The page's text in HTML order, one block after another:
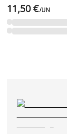
11,50 €/UN